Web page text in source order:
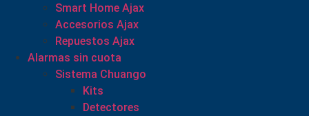
Smart Home Ajax
Accesorios Ajax
Repuestos Ajax
Alarmas sin cuota
Sistema Chuango
Kits
Detectores